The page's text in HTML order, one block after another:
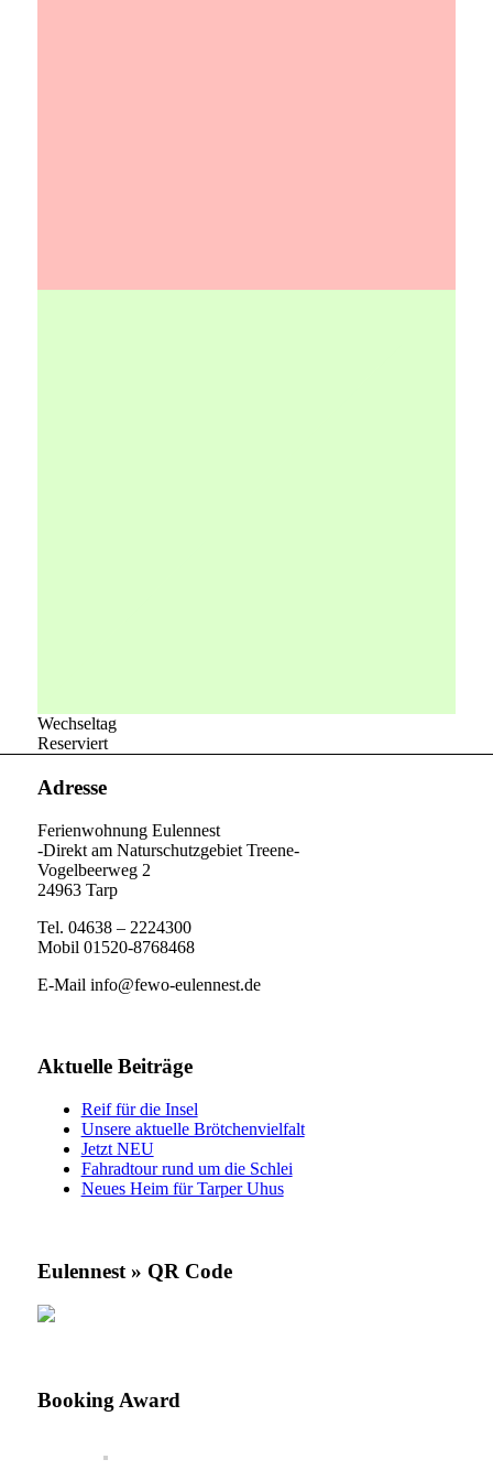
Wechseltag
Reserviert
Adresse
Ferienwohnung Eulennest
-Direkt am Naturschutzgebiet Treene-
Vogelbeerweg 2
24963 Tarp
Tel. 04638 – 2224300
Mobil 01520-8768468
E-Mail info@fewo-eulennest.de
Aktuelle Beiträge
Reif für die Insel
Unsere aktuelle Brötchenvielfalt
Jetzt NEU
Fahradtour rund um die Schlei
Neues Heim für Tarper Uhus
Eulennest » QR Code
Booking Award